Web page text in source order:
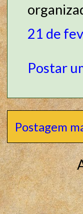
21 de
Postar
Postagem